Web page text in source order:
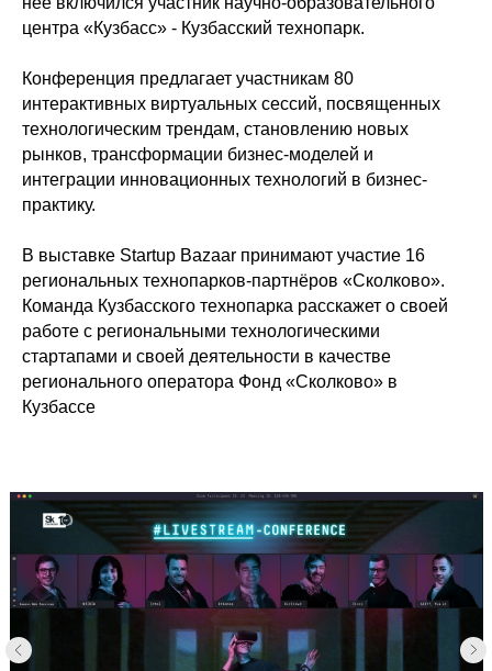
центра «Кузбасс» - Кузбасский технопарк.
Конференция предлагает участникам 80
интерактивных виртуальных сессий, посвященных
технологическим трендам, становлению новых
рынков, трансформации бизнес-моделей и
интеграции инновационных технологий в бизнес-
практику.
В выставке Startup Bazaar принимают участие 16
региональных технопарков-партнёров «Сколково».
Команда Кузбасского технопарка расскажет о своей
работе с региональными технологическими
стартапами и своей деятельности в качестве
регионального оператора Фонд «Сколково» в
Кузбассе